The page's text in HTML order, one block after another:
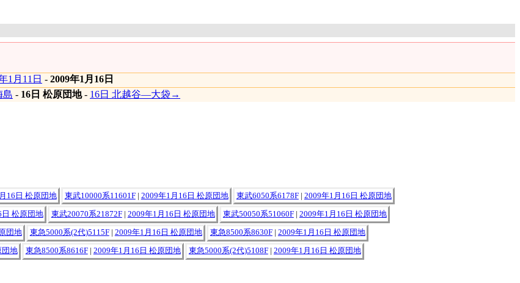
1月11日 - 2009年1月16日
島 - 16日 松原団地- 16日 北越谷―大袋→
16日 松原団地 東武10000系11601F| 2009年1月16日 松原団地 東武6050系6178F| 2009年1月16日 松原団地
松原団地 東武20070系21872F| 2009年1月16日 松原団地 東武50050系51060F| 2009年1月16日 松原団地
団地 東急5000系(2代)5115F| 2009年1月16日 松原団地 東急8500系8630F| 2009年1月16日 松原団地
団地 東急8500系8616F| 2009年1月16日 松原団地 東急5000系(2代)5108F| 2009年1月16日 松原団地